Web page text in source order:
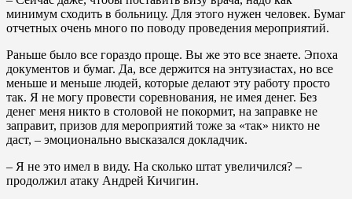
минимум сходить в больницу. Для этого нужен человек. Бумаг
отчетных очень много по поводу проведения мероприятий.
Раньше было все гораздо проще. Вы же это все знаете. Эпоха
документов и бумаг. Да, все держится на энтузиастах, но все
меньше и меньше людей, которые делают эту работу просто
так. Я не могу провести соревнования, не имея денег. Без
денег меня никто в столовой не покормит, на заправке не
заправит, призов для мероприятий тоже за «так» никто не
даст, – эмоционально высказался докладчик.
– Я не это имел в виду. На сколько штат увеличился? –
продолжил атаку Андрей Кичигин.